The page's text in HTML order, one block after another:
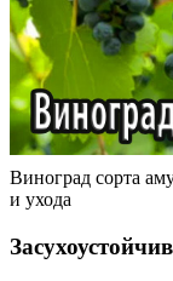
Виноград сорта
и ухода